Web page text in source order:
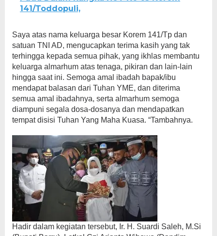
141/Toddopuli,
Saya atas nama keluarga besar Korem 141/Tp dan
satuan TNI AD, mengucapkan terima kasih yang tak
terhingga kepada semua pihak, yang ikhlas membantu
keluarga almarhum atas tenaga, pikiran dan lain-lain
hingga saat ini. Semoga amal ibadah bapak/ibu
mendapat balasan dari Tuhan YME, dan diterima
semua amal ibadahnya, serta almarhum semoga
diampuni segala dosa-dosanya dan mendapatkan
tempat disisi Tuhan Yang Maha Kuasa. “Tambahnya.
Hadir dalam kegiatan tersebut, Ir. H. Suardi Saleh, M.Si